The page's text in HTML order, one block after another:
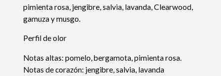
pimienta rosa, jengibre, salvia, lavanda, Clearwood,
gamuza y musgo.
Perfil de olor
Notas altas: pomelo, bergamota, pimienta rosa.
Notas de corazón: jengibre, salvia, lavanda